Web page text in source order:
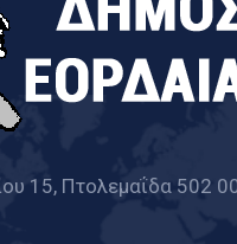
15, Πτολεμαΐδα 502